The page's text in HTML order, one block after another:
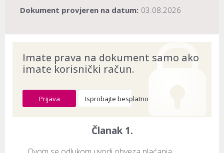
Dokument provjeren na datum: 03.08.2026
Imate prava na dokument samo ako
imate korisnički račun.
Prijava Isprobajte besplatno
Članak 1.